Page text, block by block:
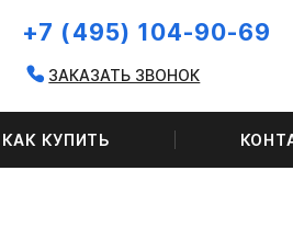
+7 (495) 104-90-69
ЗАКАЗАТЬ ЗВОНОК
КАК КУПИТЬ